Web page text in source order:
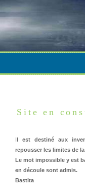
Site en
Il est destiné aux
repousser les limites de
Le mot impossible y est
en découle sont admis.
Bastita